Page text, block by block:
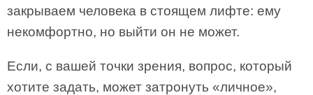
закрываем человека в стоящем лифте: ему
некомфортно, но выйти он не может.
Если, с вашей точки зрения, вопрос, который
хотите задать, может затронуть «личное»,